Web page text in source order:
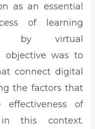
as an essential
of learning
by virtual
objective was to
connect digital
the factors that
of
in this context.